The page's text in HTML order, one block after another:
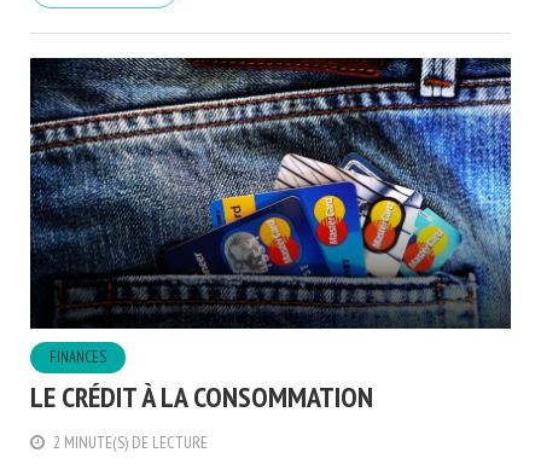
FINANCES
LE CRÉDIT À LA CONSOMMATION
2 MINUTE(S) DE LECTURE